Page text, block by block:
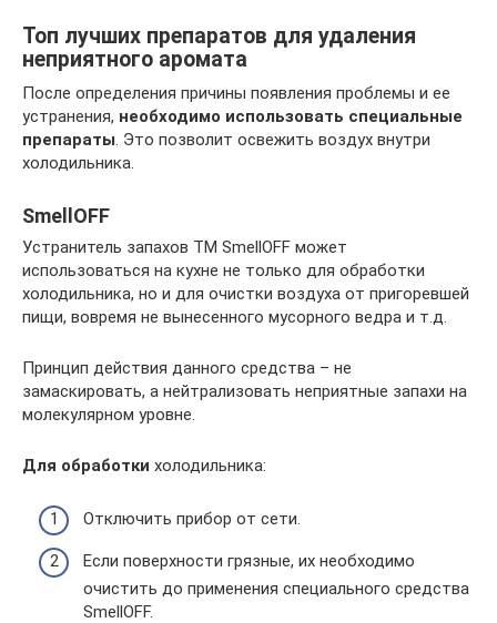
Топ лучших препаратов для удаления
неприятного аромата
После определения причины появления проблемы и ее
устранения, необходимо использовать специальные
препараты . Это позволит освежить воздух внутри
холодильника.
SmellOFF
Устранитель запахов ТМ SmellOFF может
использоваться на кухне не только для обработки
холодильника, но и для очистки воздуха от пригоревшей
пищи, вовремя не вынесенного мусорного ведра и т.д.
Принцип действия данного средства – не
замаскировать, а нейтрализовать неприятные запахи на
молекулярном уровне.
Для обработки холодильника:
Отключить прибор от сети.
Если поверхности грязные, их необходимо
очистить до применения специального средства
SmellOFF.